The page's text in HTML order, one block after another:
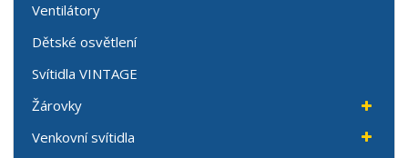
Ventilátory
Dětské osvětlení
Svítidla VINTAGE
Žárovky
Venkovní svítidla